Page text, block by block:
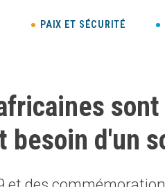
PAIX ET SÉCURITÉ
besoin d'un